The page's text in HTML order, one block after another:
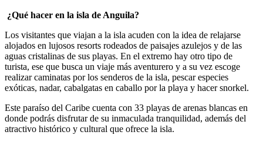
­ ¿Qué hacer en la isla de Anguila?
Los visitantes que viajan a la isla acuden con la idea de relajarse
alojados en lujosos resorts rodeados de paisajes azulejos y de las
aguas cristalinas de sus playas. En el extremo hay otro tipo de
turista, ese que busca un viaje más aventurero y a su vez escoge
realizar caminatas por los senderos de la isla, pescar especies
exóticas, nadar, cabalgatas en caballo por la playa y hacer snorkel.
Este paraíso del Caribe cuenta con 33 playas de arenas blancas en
donde podrás disfrutar de su inmaculada tranquilidad, además del
atractivo histórico y cultural que ofrece la isla.